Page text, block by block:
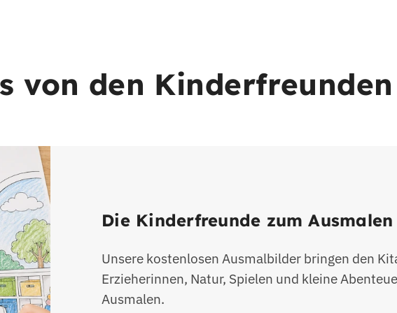
von den Kinderfreunden
Die Kinderfreunde zum Ausmalen
Unsere kostenlosen Ausmalbilder bringen den
Erzieherinnen, Natur, Spielen und kleine
Ausmalen.